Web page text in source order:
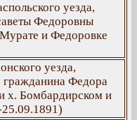
уезда,
Федоровны
и Федоровке
уезда,
гражданина Федора
х. Бомбардирском и